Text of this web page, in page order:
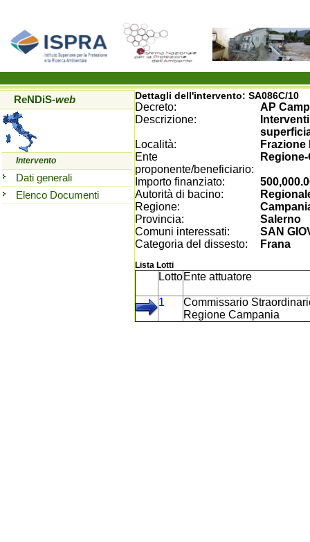
ReNDiS-web
Intervento
Dati generali
Elenco Documenti
Dettagli dell'intervento: SA086C/10
Decreto:
AP
Descrizione:
Località:
Frazione
Ente
proponente/beneficiario:
Importo finanziato:
Autorità di bacino:
Regione:
Provincia:
Salerno
Comuni interessati:
SAN
Categoria del dissesto:
Frana
Lista Lotti
LottoEnte attuatore
1
Commissario
Regione Campania